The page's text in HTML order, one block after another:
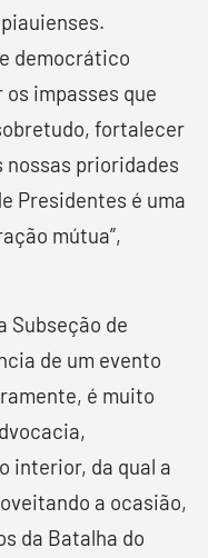
democrático
impasses que
fortalecer
nossas prioridades
Presidentes é uma
mútua”,
Subseção de
de um evento
é muito
interior, da qual a
a ocasião,
da Batalha do